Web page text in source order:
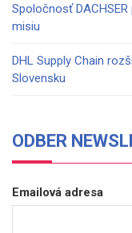
Spoločnosť
misiu
DHL Supply Chain
Slovensku
ODBER
Emailová adresa